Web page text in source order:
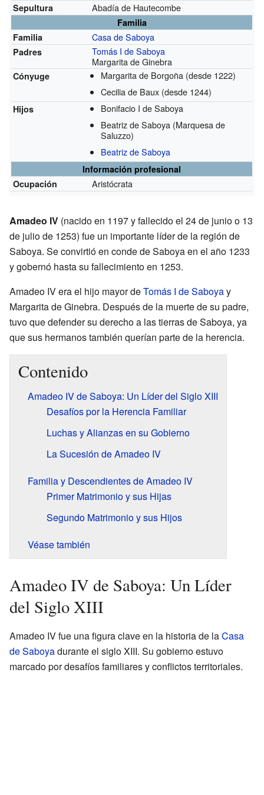
Sepultura Abadía de Hautecombe
Familia
Familia
Casa de Saboya
Padres
Tomás I de Saboya
Margarita de Ginebra
Cónyuge Margarita de Borgoña (desde 1222)
Cecilia de Baux (desde 1244)
Hijos
Bonifacio I de Saboya
Beatriz de Saboya (Marquesa de
Saluzzo)
Beatriz de Saboya
Información profesional
Ocupación
Aristócrata
Amadeo IV (nacido en 1197 y fallecido el 24 de junio o 13
de julio de 1253) fue un importante líder de la región de
Saboya. Se convirtió en conde de Saboya en el año 1233
y gobernó hasta su fallecimiento en 1253.
Amadeo IV era el hijo mayor deTomás I de Saboyay
Margarita de Ginebra. Después de la muerte de su padre,
tuvo que defender su derecho a las tierras de Saboya, ya
que sus hermanos también querían parte de la herencia.
Contenido
Amadeo IV de Saboya: Un Líder del Siglo XIII
Desafíos por la Herencia Familiar
Luchas y Alianzas en su Gobierno
La Sucesión de Amadeo IV
Familia y Descendientes de Amadeo IV
Primer Matrimonio y sus Hijas
Segundo Matrimonio y sus Hijos
Véase también
Amadeo IV de Saboya: Un Líder
del Siglo XIII
Amadeo IV fue una figura clave en la historia de laCasa
de Saboyadurante el siglo XIII. Su gobierno estuvo
marcado por desafíos familiares y conflictos territoriales.